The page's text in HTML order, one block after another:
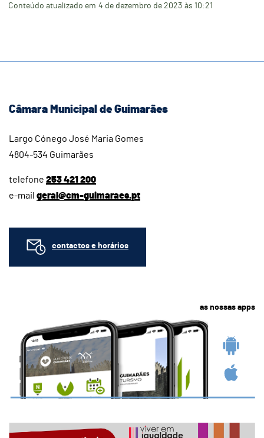
Conteúdo atualizado em 4 de dezembro de 2023 às 10:21
Câmara Municipal de Guimarães
Largo Cónego José Maria Gomes
4804-534 Guimarães
telefone 253 421 200
e-mail geral@cm-guimaraes.pt
contactos e horários
as nossas apps